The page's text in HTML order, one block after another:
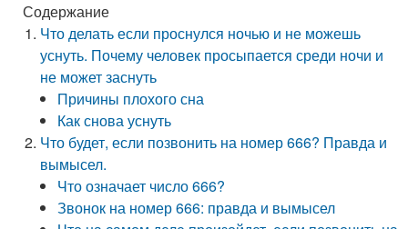
Содержание
Что делать если проснулся ночью и не можешь
уснуть. Почему человек просыпается среди ночи и
не может заснуть
Причины плохого сна
Как снова уснуть
Что будет, если позвонить на номер 666? Правда и
вымысел.
Что означает число 666?
Звонок на номер 666: правда и вымысел